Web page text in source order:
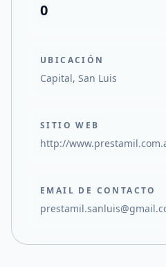
0
UBICACIÓN
Capital, San Luis
SITIO WEB
http://
EMAIL DE CONTACTO